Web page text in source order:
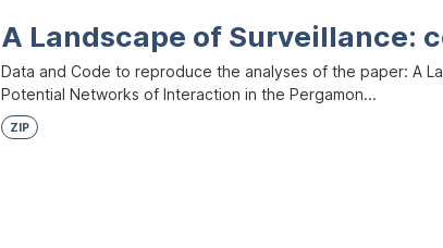
A Landscape of Surveillance:
Data and Code to reproduce the analyses of the paper: A
Potential Networks of Interaction in the Pergamon...
ZIP